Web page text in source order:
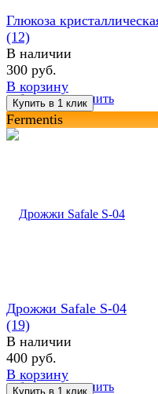
избранное сравнить
Глюкоза
(12)
В наличии
300 руб.
В корзину
Fermentis
избранное сравнить
Дрожжи Safale S-04
(19)
В наличии
400 руб.
В корзину